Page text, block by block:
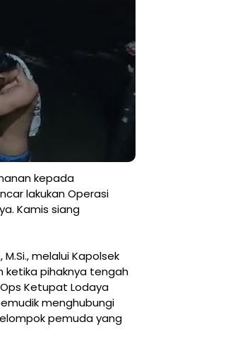
kepada
lakukan Operasi
Kamis siang
M.Si., melalui Kapolsek
ketika pihaknya tengah
Ketupat Lodaya
menghubungi
pemuda yang